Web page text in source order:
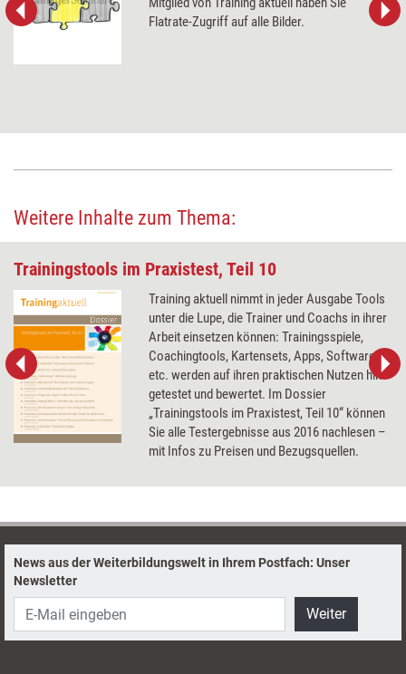
Flatrate-Zugriff auf alle Bilder.
Weitere Inhalte zum Thema:
Trainingstools im Praxistest, Teil 10
Training aktuell nimmt in jeder Ausgabe Tools
unter die Lupe, die Trainer und Coachs in ihrer
Arbeit einsetzen können: Trainingsspiele,
Coachingtools, Kartensets, Apps, Software
etc. werden auf ihren praktischen Nutzen hin
getestet und bewertet. Im Dossier
„Trainingstools im Praxistest, Teil 10“ können
Sie alle Testergebnisse aus 2016 nachlesen –
mit Infos zu Preisen und Bezugsquellen.
News aus der Weiterbildungswelt in Ihrem Postfach: Unser
Newsletter
Weiter